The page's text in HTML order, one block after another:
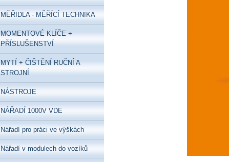
MĚŘIDLA - MĚŘÍCÍ TECHNIKA
MOMENTOVÉ KLÍČE +
PŘÍSLUŠENSTVÍ
MYTÍ + ČIŠTĚNÍ RUČNÍ A
STROJNÍ
NÁSTROJE
NÁŘADÍ 1000V VDE
Nářadí pro práci ve výškách
Nářadí v modulech do vozíků